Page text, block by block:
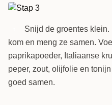
Snijd de groentes
kom en meng ze samen.
paprikapoeder, Italiaanse
peper, zout, olijfolie en
goed samen.